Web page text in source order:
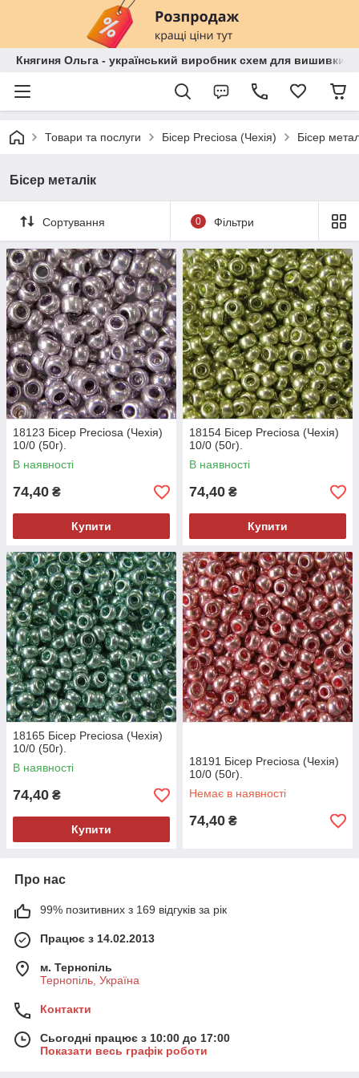
Княгиня Ольга - український виробник схем для вишивки
Товари та послуги Бісер Preciosa (Чехія) Бісер
Бісер металік
Сортування 0 Фільтри
18123 Бісер Preciosa (Чехія)
10/0 (50г).
В наявності
74,40 ₴
Купити
18154 Бісер Preciosa (Чехія)
10/0 (50г).
В наявності
74,40 ₴
Купити
18165 Бісер Preciosa (Чехія)
10/0 (50г).
В наявності
74,40 ₴
Купити
18191 Бісер Preciosa (Чехія)
10/0 (50г).
Немає в наявності
74,40 ₴
Про нас
99% позитивних з 169 відгуків за рік
Працює з 14.02.2013
м. Тернопіль
Тернопіль, Україна
Контакти
Сьогодні працює з 10:00 до 17:00
Показати весь графік роботи